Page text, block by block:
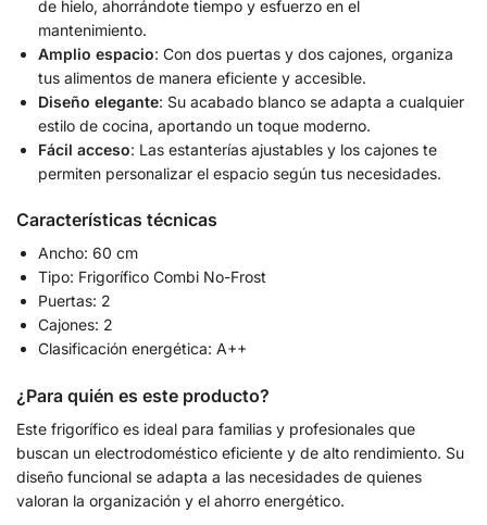
de hielo, ahorrándote tiempo y esfuerzo en el
mantenimiento.
Amplio espacio: Con dos puertas y dos cajones, organiza
tus alimentos de manera eficiente y accesible.
Diseño elegante: Su acabado blanco se adapta a cualquier
estilo de cocina, aportando un toque moderno.
Fácil acceso: Las estanterías ajustables y los cajones te
permiten personalizar el espacio según tus necesidades.
Características técnicas
Ancho: 60 cm
Tipo: Frigorífico Combi No-Frost
Puertas: 2
Cajones: 2
Clasificación energética: A++
¿Para quién es este producto?
Este frigorífico es ideal para familias y profesionales que
buscan un electrodoméstico eficiente y de alto rendimiento. Su
diseño funcional se adapta a las necesidades de quienes
valoran la organización y el ahorro energético.